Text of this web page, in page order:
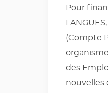
Pour
(Compte
des
nouvelles